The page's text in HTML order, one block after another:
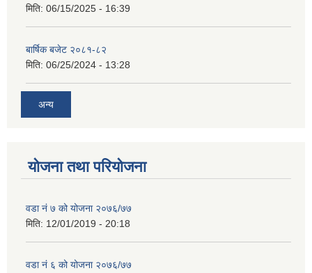
मिति: 06/15/2025 - 16:39
बार्षिक बजेट २०८१-८२
मिति: 06/25/2024 - 13:28
अन्य
योजना तथा परियोजना
वडा नं ७ को योजना २०७६/७७
मिति: 12/01/2019 - 20:18
वडा नं ६ को योजना २०७६/७७